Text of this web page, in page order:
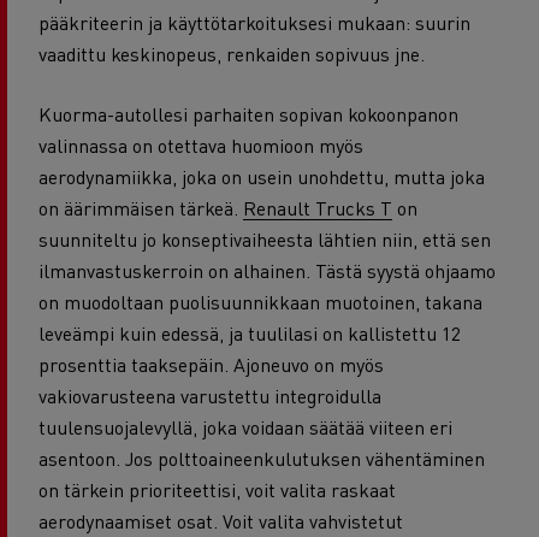
pääkriteerin ja käyttötarkoituksesi mukaan: suurin
vaadittu keskinopeus, renkaiden sopivuus jne.
Kuorma-autollesi parhaiten sopivan kokoonpanon
valinnassa on otettava huomioon myös
aerodynamiikka, joka on usein unohdettu, mutta joka
on äärimmäisen tärkeä. Renault Trucks T on
suunniteltu jo konseptivaiheesta lähtien niin, että sen
ilmanvastuskerroin on alhainen. Tästä syystä ohjaamo
on muodoltaan puolisuunnikkaan muotoinen, takana
leveämpi kuin edessä, ja tuulilasi on kallistettu 12
prosenttia taaksepäin. Ajoneuvo on myös
vakiovarusteena varustettu integroidulla
tuulensuojalevyllä, joka voidaan säätää viiteen eri
asentoon. Jos polttoaineenkulutuksen vähentäminen
on tärkein prioriteettisi, voit valita raskaat
aerodynaamiset osat. Voit valita vahvistetut